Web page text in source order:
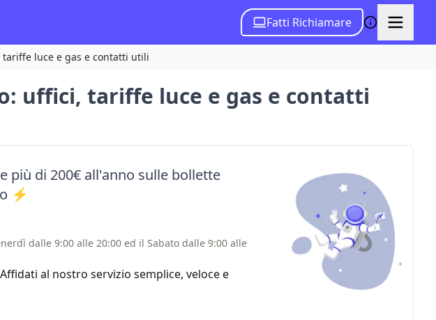
Fatti Richiamare
tariffe luce e gas e contatti utili
uffici, tariffe luce e gas e contatti
più di 200€ all'anno sulle bollette
⚡
dalle 9:00 alle 20:00 ed il Sabato dalle 9:00 alle
al nostro servizio semplice, veloce e